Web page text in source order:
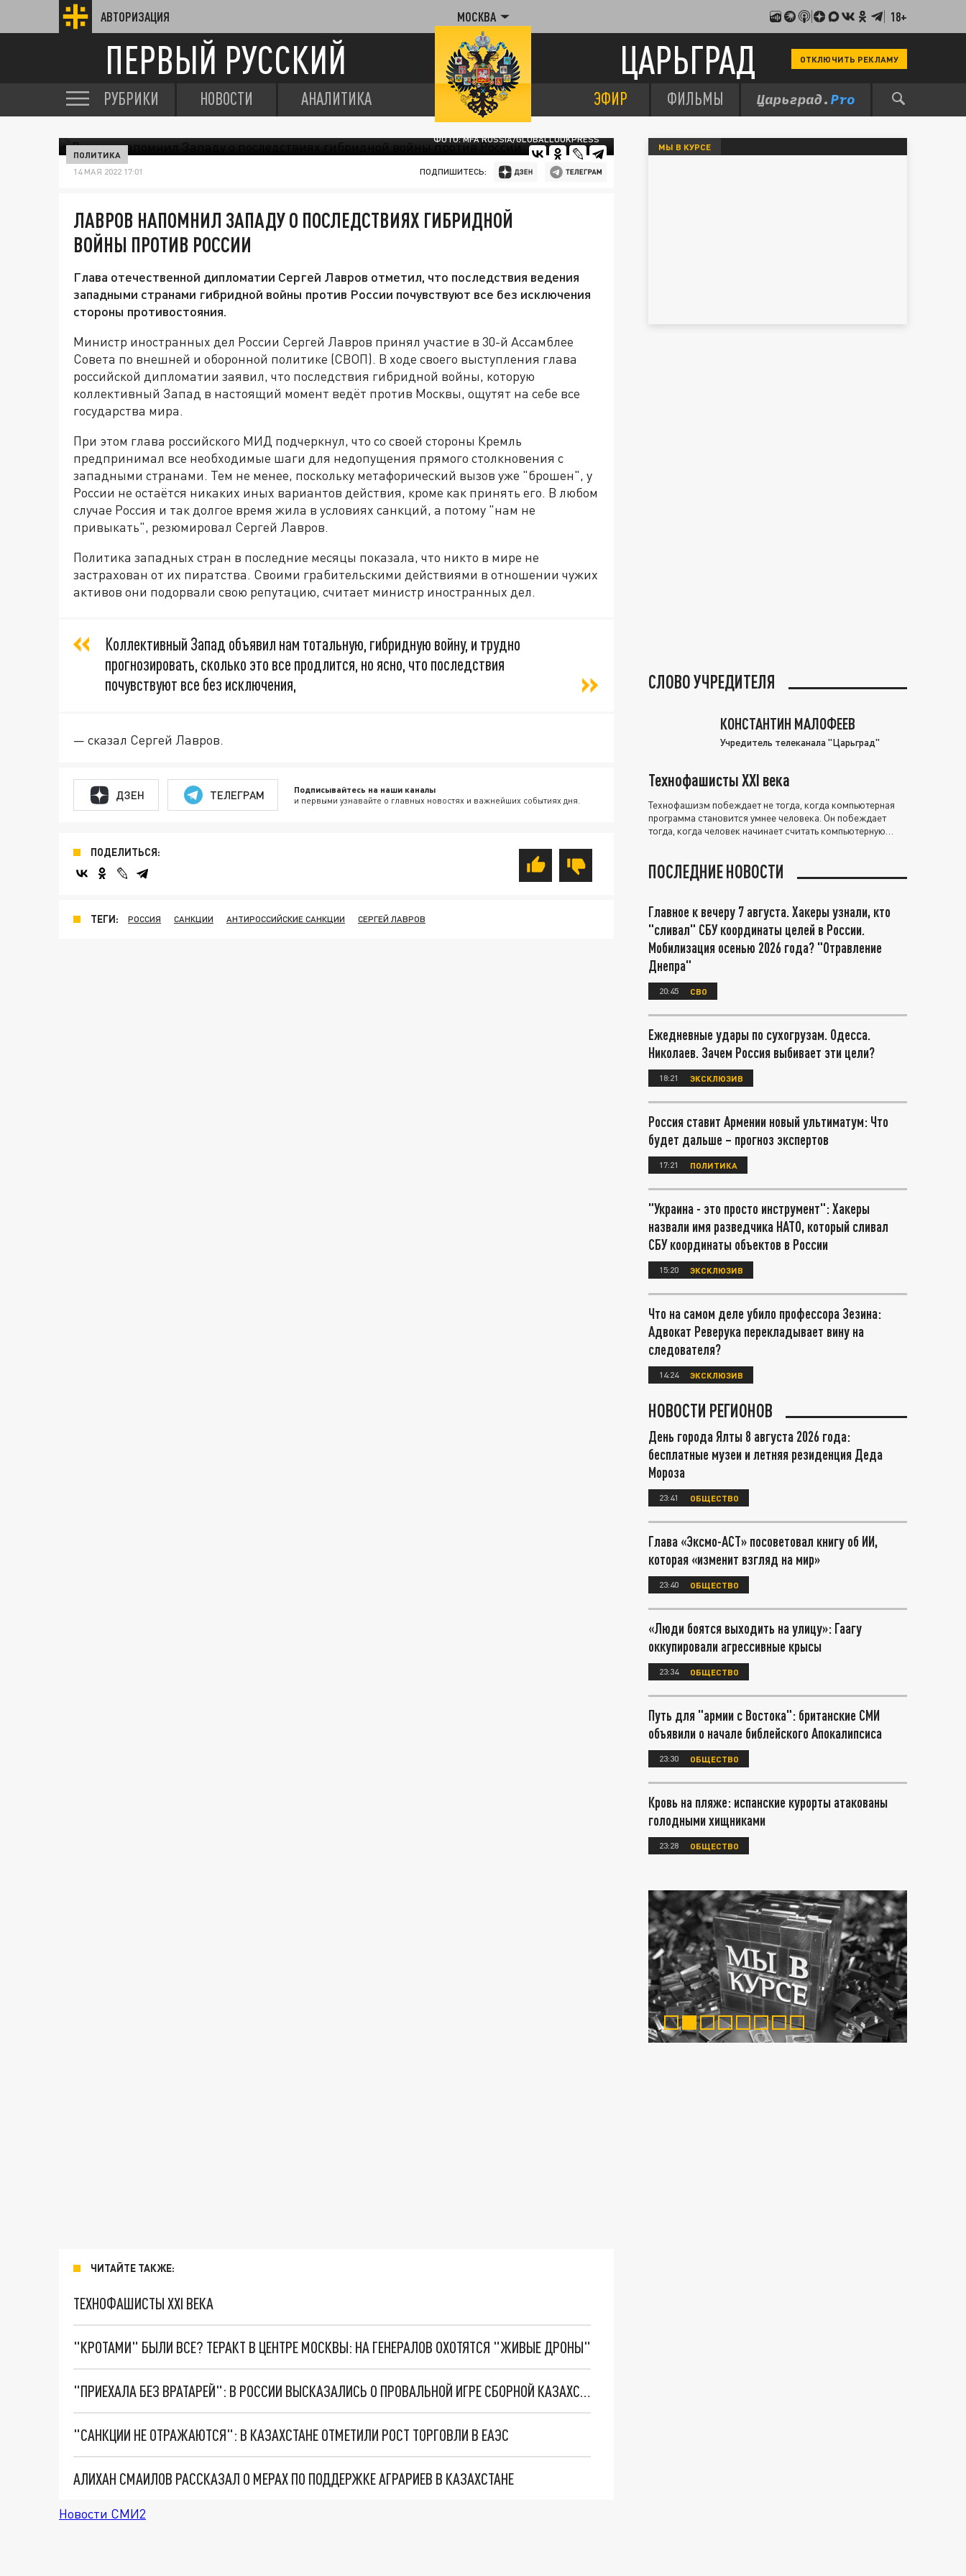
АВТОРИЗАЦИЯ МОСКВА 18+
ПЕРВЫЙ РУССКИЙ ЦАРЬГРАД ОТКЛЮЧИТЬ РЕКЛАМУ
РУБРИКИ НОВОСТИ АНАЛИТИКА ЭФИР ФИЛЬМЫ
ФОТО: MFA RUSSIA/GLOBALLOOKPRESS
ПОЛИТИКА
14 МАЯ 2022 17:01 ПОДПИШИТЕСЬ:
ЛАВРОВ НАПОМНИЛ ЗАПАДУ О ПОСЛЕДСТВИЯХ ГИБРИДНОЙ
ВОЙНЫ ПРОТИВ РОССИИ
Глава отечественной дипломатии Сергей Лавров отметил, что последствия ведения
западными странами гибридной войны против России почувствуют все без исключения
стороны противостояния.
Министр иностранных дел России Сергей Лавров принял участие в 30-й Ассамблее
Совета по внешней и оборонной политике (СВОП). В ходе своего выступления глава
российской дипломатии заявил, что последствия гибридной войны, которую
коллективный Запад в настоящий момент ведёт против Москвы, ощутят на себе все
государства мира.
При этом глава российского МИД подчеркнул, что со своей стороны Кремль
предпринимал все необходимые шаги для недопущения прямого столкновения с
западными странами. Тем не менее, поскольку метафорический вызов уже "брошен", у
России не остаётся никаких иных вариантов действия, кроме как принять его. В любом
случае Россия и так долгое время жила в условиях санкций, а потому "нам не
привыкать", резюмировал Сергей Лавров.
Политика западных стран в последние месяцы показала, что никто в мире не
застрахован от их пиратства. Своими грабительскими действиями в отношении чужих
активов они подорвали свою репутацию, считает министр иностранных дел.
Коллективный Запад объявил нам тотальную, гибридную войну, и трудно
прогнозировать, сколько это все продлится, но ясно, что последствия
почувствуют все без исключения,
— сказал Сергей Лавров.
ДЗЕН ТЕЛЕГРАМ Подписывайтесь на наши каналы
и первыми узнавайте о главных новостях и важнейших событиях дня.
ПОДЕЛИТЬСЯ:
ТЕГИ: РОССИЯ САНКЦИИ АНТИРОССИЙСКИЕ САНКЦИИ СЕРГЕЙ ЛАВРОВ
ЧИТАЙТЕ ТАКЖЕ:
ТЕХНОФАШИСТЫ XXI ВЕКА
"КРОТАМИ" БЫЛИ ВСЕ? ТЕРАКТ В ЦЕНТРЕ МОСКВЫ: НА ГЕНЕРАЛОВ ОХОТЯТСЯ "ЖИВЫЕ ДРОНЫ"
"ПРИЕХАЛА БЕЗ ВРАТАРЕЙ": В РОССИИ ВЫСКАЗАЛИСЬ О ПРОВАЛЬНОЙ ИГРЕ СБОРНОЙ КАЗАХСТАНА НА ЧМ ПО ХОККЕЮ
"САНКЦИИ НЕ ОТРАЖАЮТСЯ": В КАЗАХСТАНЕ ОТМЕТИЛИ РОСТ ТОРГОВЛИ В ЕАЭС
АЛИХАН СМАИЛОВ РАССКАЗАЛ О МЕРАХ ПО ПОДДЕРЖКЕ АГРАРИЕВ В КАЗАХСТАНЕ
Новости СМИ2
МЫ В КУРСЕ
СЛОВО УЧРЕДИТЕЛЯ
КОНСТАНТИН МАЛОФЕЕВ
Учредитель телеканала "Царьград"
Технофашисты XXI века
Технофашизм побеждает не тогда, когда компьютерная
программа становится умнее человека. Он побеждает
тогда, когда человек начинает считать компьютерную
ПОСЛЕДНИЕ НОВОСТИ
Главное к вечеру 7 августа. Хакеры узнали, кто
"сливал" СБУ координаты целей в России.
Мобилизация осенью 2026 года? "Отравление
Днепра"
20:45 СВО
Ежедневные удары по сухогрузам. Одесса.
Николаев. Зачем Россия выбивает эти цели?
18:21 ЭКСКЛЮЗИВ
Россия ставит Армении новый ультиматум: Что
будет дальше – прогноз экспертов
17:21 ПОЛИТИКА
"Украина - это просто инструмент": Хакеры
назвали имя разведчика НАТО, который сливал
СБУ координаты объектов в России
15:20 ЭКСКЛЮЗИВ
Что на самом деле убило профессора Зезина:
Адвокат Реверука перекладывает вину на
следователя?
14:24 ЭКСКЛЮЗИВ
НОВОСТИ РЕГИОНОВ
День города Ялты 8 августа 2026 года:
бесплатные музеи и летняя резиденция Деда
Мороза
23:41 ОБЩЕСТВО
Глава «Эксмо-АСТ» посоветовал книгу об ИИ,
которая «изменит взгляд на мир»
23:40 ОБЩЕСТВО
«Люди боятся выходить на улицу»: Гаагу
оккупировали агрессивные крысы
23:34 ОБЩЕСТВО
Путь для "армии с Востока": британские СМИ
объявили о начале библейского Апокалипсиса
23:30 ОБЩЕСТВО
Кровь на пляже: испанские курорты атакованы
голодными хищниками
23:28 ОБЩЕСТВО